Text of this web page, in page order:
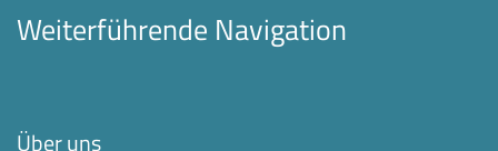
Weiterführende Navigation
Über uns